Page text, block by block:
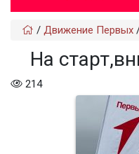
/ Движение Первых
На
214